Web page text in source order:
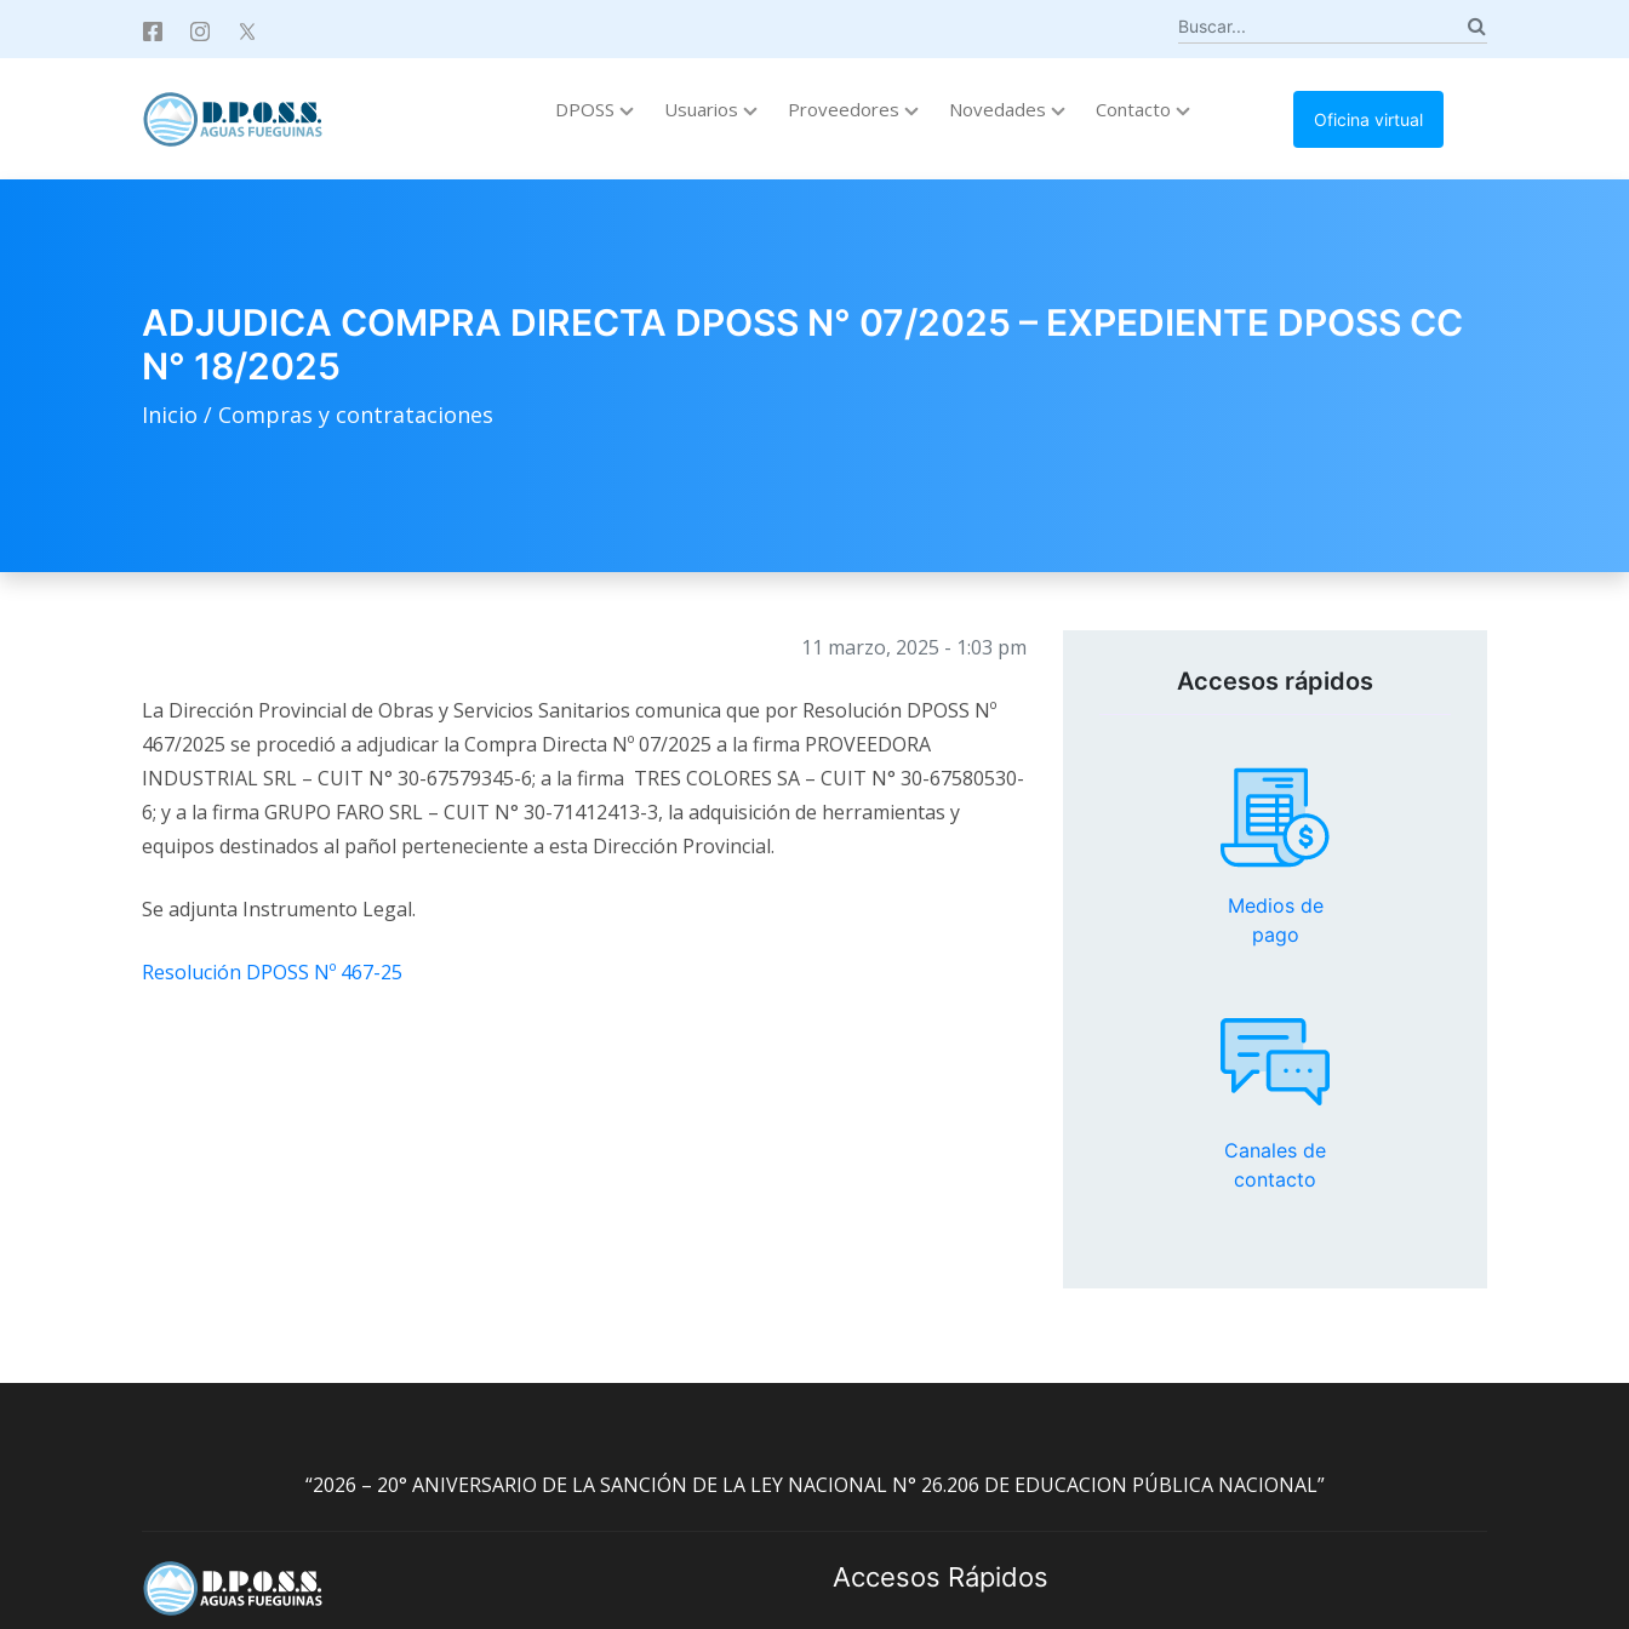
DPOSS Usuarios Proveedores Novedades Contacto Oficina virtual
ADJUDICA COMPRA DIRECTA DPOSS N° 07/2025 – EXPEDIENTE DPOSS CC
N° 18/2025
Inicio / Compras y contrataciones
11 marzo, 2025 - 1:03 pm
La Dirección Provincial de Obras y Servicios Sanitarios comunica que por Resolución DPOSS Nº
467/2025 se procedió a adjudicar la Compra Directa Nº 07/2025 a la firma PROVEEDORA
INDUSTRIAL SRL – CUIT N° 30-67579345-6; a la firma TRES COLORES SA – CUIT N° 30-67580530-
6; y a la firma GRUPO FARO SRL – CUIT N° 30-71412413-3, la adquisición de herramientas y
equipos destinados al pañol perteneciente a esta Dirección Provincial.
Se adjunta Instrumento Legal.
Resolución DPOSS Nº 467-25
Accesos rápidos
Medios de
pago
Canales de
contacto
“2026 – 20° ANIVERSARIO DE LA SANCIÓN DE LA LEY NACIONAL N° 26.206 DE EDUCACION PÚBLICA NACIONAL”
Accesos Rápidos